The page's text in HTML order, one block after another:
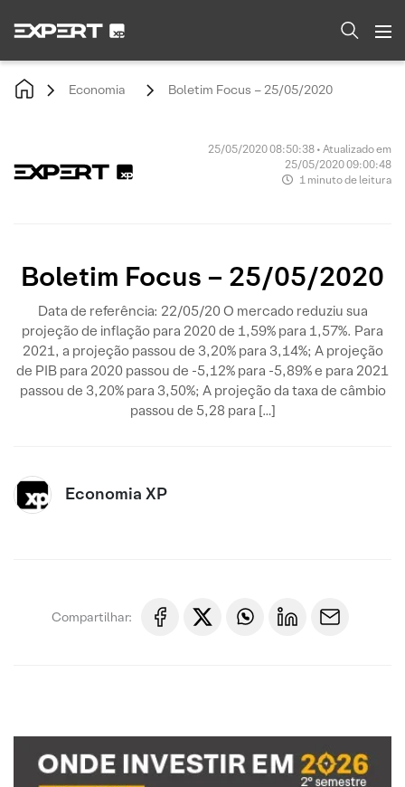
Economia Boletim Focus – 25/05/2020
25/05/2020 08:50:38 • Atualizado em
25/05/2020 09:00:48
1 minuto de leitura
Boletim Focus – 25/05/2020
Data de referência: 22/05/20 O mercado reduziu sua
projeção de inflação para 2020 de 1,59% para 1,57%. Para
2021, a projeção passou de 3,20% para 3,14%; A projeção
de PIB para 2020 passou de -5,12% para -5,89% e para 2021
passou de 3,20% para 3,50%; A projeção da taxa de câmbio
passou de 5,28 para […]
Economia XP
Compartilhar: